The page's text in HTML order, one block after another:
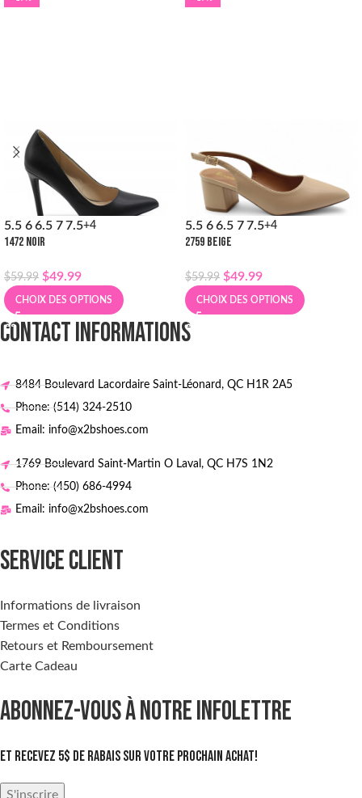
5.5 6 6.5 7 7.5+4
1472 NOIR
$59.99 $49.99
CHOIX DES OPTIONS
5.5 6 6.5 7 7.5+4
2759 BEIGE
$59.99 $49.99
CHOIX DES OPTIONS
CONTACT INFORMATIONS
8484 Boulevard Lacordaire Saint-Léonard, QC H1R 2A5
Phone: (514) 324-2510
Email: info@x2bshoes.com
1769 Boulevard Saint-Martin O Laval, QC H7S 1N2
Phone: (450) 686-4994
Email: info@x2bshoes.com
SERVICE CLIENT
Informations de livraison
Termes et Conditions
Retours et Remboursement
Carte Cadeau
ABONNEZ-VOUS À NOTRE INFOLETTRE
Et recevez 5$ de rabais sur votre prochain achat!
S'inscrire